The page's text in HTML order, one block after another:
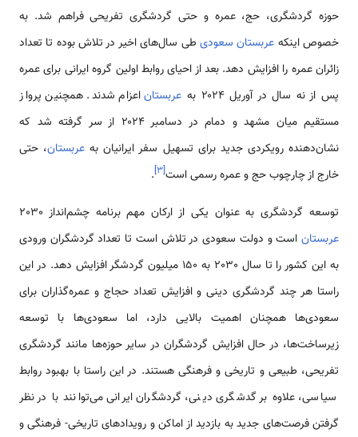
حوزه گردشگری، حج، عمره و حتی گردشگری تفریحی فراهم شد. به
خصوص اینکه عربستان سعودیطی سال‌های اخیر در تلاش بوده تا تعداد
زائران عمره را افزایش دهد. بعد از احیای روابط اولین گروه ایرانی برای عمره
پس از نه سال در آوریل ۲۰۲۴ به
عربستاناعزام شدند. همچنین پرواز
مستقیم میان مشهد و دمام در دسامبر ۲۰۲۴ از سر گرفته شد که
نشان‌دهنده رویکردی جدید برای تسهیل سفر ایرانیان به عربستان، حتی
خارج از چارچوب حج و عمره رسمی است[۳]
.
توسعه گردشگری به عنوان یکی از ارکان مهم برنامه چشم‌انداز 2030
عربستان است و دولت سعودی در تلاش است تا تعداد گردشگران ورودی
به این کشور را تا سال 2030 به 150 میلیون گردشگر افزایش دهد. در این
راستا هر چند گردشگری دینی و افزایش تعداد حجاج و عمره‌گذاران برای
سعودی‌ها همچنان اهمیت بالایی دارد، اما سعودی‌ها با توسعه
زیرساخت‌ها، در حال افزایش گردشگران در سایر حوزه‌ها مانند گردشگری
تفریحی، طبیعی و تاریخی و فرهنگی هستند. در این راستا با بهبود روابط
سیاسی، علاوه بر گدشگری دینی، گردشگران ایرانی می‌توانند با در نظر
گرفتن فرصت‌های جدید به بازدید از اماکن و رویدادهای تاریخی- فرهنگی و